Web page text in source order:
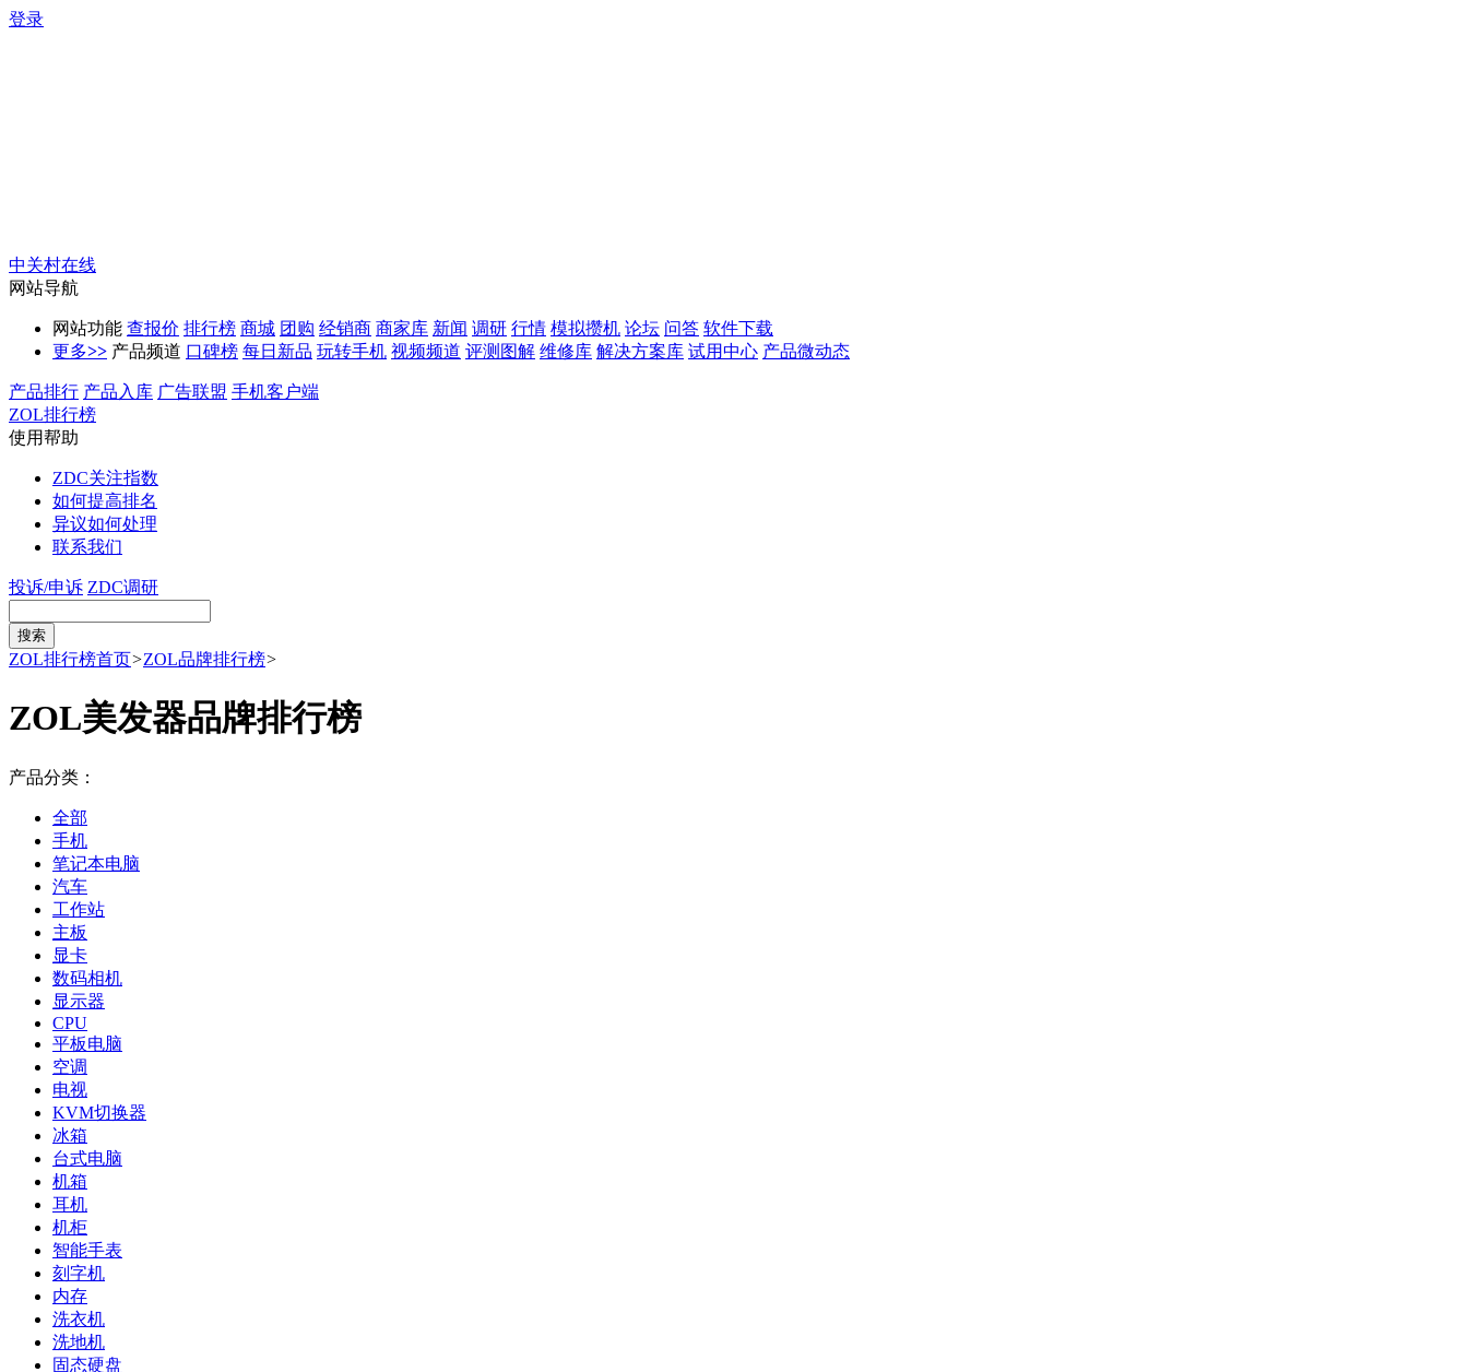
登录
中关村在线
网站导航
网站功能 查报价 排行榜 商城 团购 经销商 商家库 新闻 调研 行情 模拟攒机 论坛 问答 软件下载
更多>> 产品频道 口碑榜 每日新品 玩转手机 视频频道 评测图解 维修库 解决方案库 试用中心 产品微动态
产品排行 产品入库 广告联盟 手机客户端
ZOL排行榜
使用帮助
ZDC关注指数
如何提高排名
异议如何处理
联系我们
投诉/申诉 ZDC调研
ZOL排行榜首页>ZOL品牌排行榜>
ZOL美发器品牌排行榜
产品分类：
全部
手机
笔记本电脑
汽车
工作站
主板
显卡
数码相机
显示器
CPU
平板电脑
空调
电视
KVM切换器
冰箱
台式电脑
机箱
耳机
机柜
智能手表
刻字机
内存
洗衣机
洗地机
固态硬盘